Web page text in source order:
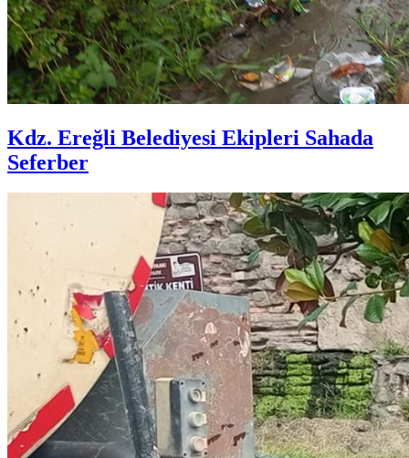
Kdz. Ereğli Belediyesi Ekipleri Sahada
Seferber